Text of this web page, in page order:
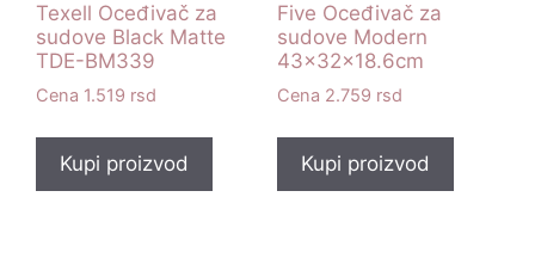
Texell Oceđivač za
sudove Black Matte
TDE-BM339
1.519 rsd
Kupi proizvod
Five Oceđivač za
sudove Modern
43x32x18.6cm
2.759 rsd
Kupi proizvod